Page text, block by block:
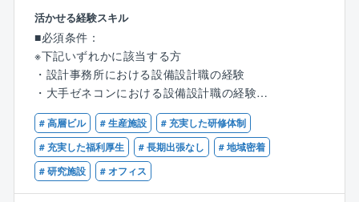
またオフィスビルなどの一般建築における電気設備
設計も案件としてございます。
■働き方について：
・全国の各拠点現場への出張の可能性がありますが、
いずれも1泊～2泊程度で、短期のものばかりになりま
す。
■定年制度
定年60歳（再雇用65歳）
働く意欲がある方に関しては、相談のうえ65歳を超え
活かせる経験スキル
■必須条件：
※下記いずれかに該当する方
・設計事務所における設備設計職の経験
・大手ゼネコンにおける設備設計職の経験
・電気系サブコンにおける設備設計職の経験
・強電メーカーにおける設計職の経験
■歓迎
・設備設計1級建築士をお持ちの方
# 高層ビル # 生産施設
# 充実した研修体制
# 充実した福利厚生
# 長期出張なし
# 地域密着
# 研究施設
# オフィス